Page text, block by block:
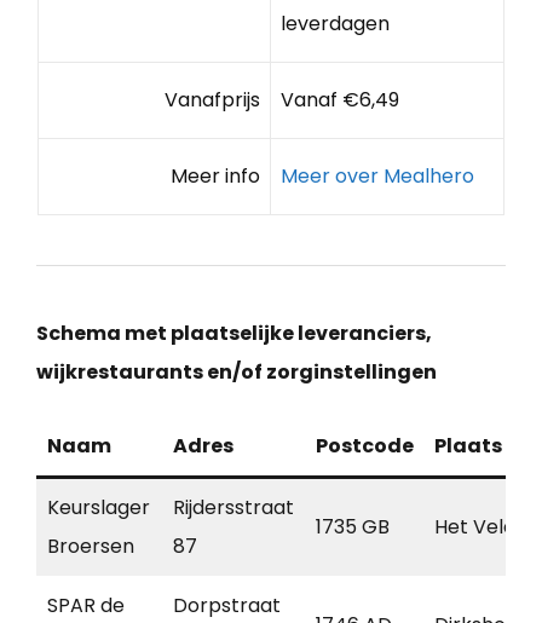
leverdagen
Vanafprijs Vanaf €6,49
Meer info Meer over Mealhero
Schema met plaatselijke leveranciers,
wijkrestaurants en/of zorginstellingen
Naam Adres Postcode Plaats
Keurslager
Broersen
Rijdersstraat
87
1735 GB Het Veld
SPAR de
Dorpstraat